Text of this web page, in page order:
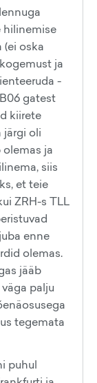
hilinemise
oska
ja
-
gatest
kiirete
järgi oli
olemas ja
siis
et teie
ZRH-s TLL
enne
olemas.
jääb
palju
tegemata
puhul